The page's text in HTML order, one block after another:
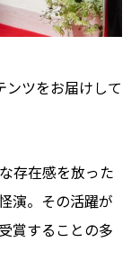
ツをお届けして
存在感を放った
演。その活躍が
賞することの多